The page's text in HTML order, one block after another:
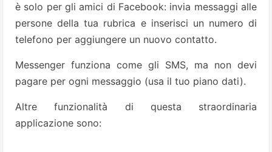
è solo per gli amici di Facebook: invia messaggi alle
persone della tua rubrica e inserisci un numero di
telefono per aggiungere un nuovo contatto.
Messenger funziona come gli SMS, ma non devi
pagare per ogni messaggio (usa il tuo piano dati).
Altre funzionalità di questa straordinaria
applicazione sono: